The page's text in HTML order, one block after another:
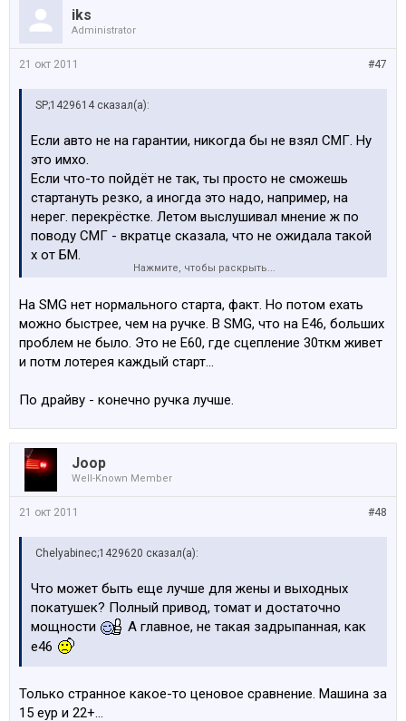
iks
Administrator
#47
21 окт 2011
SP;1429614 сказал(а):
Если авто не на гарантии, никогда бы не взял СМГ. Ну
это имхо.
Если что-то пойдёт не так, ты просто не сможешь
стартануть резко, а иногда это надо, например, на
нерег. перекрёстке. Летом выслушивал мнение ж по
поводу СМГ - вкратце сказала, что не ожидала такой
х от БМ.
Тот, кто говорит, что на этой коробке надо уметь
любви к БМ.
Нажмите, чтобы раскрыть...
На SMG нет нормального старта, факт. Но потом ехать
можно быстрее, чем на ручке. В SMG, что на Е46, больших
проблем не было. Это не Е60, где сцепление 30ткм живет
и потм лотерея каждый старт...
По драйву - конечно ручка лучше.
Joop
Well-Known Member
#48
21 окт 2011
Chelyabinec;1429620 сказал(а):
Что может быть еще лучше для жены и выходных
покатушек? Полный привод, томат и достаточно
мощности
А главное, не такая задрыпанная, как
е46
Только странное какое-то ценовое сравнение. Машина за
15 еур и 22+...